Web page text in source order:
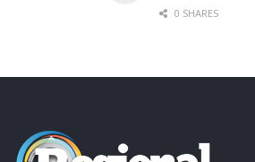
0 SHARES